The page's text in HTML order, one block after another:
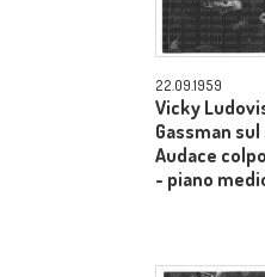
22.09.1959
Vicky
Gassman
Audace
- piano